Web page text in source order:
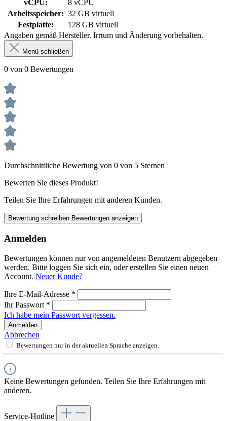
vCPU:
8 vCPU
Arbeitsspeicher: 32 GB virtuell
Festplatte:
128 GB virtuell
Angaben gemäß Hersteller. Irrtum und Änderung vorbehalten.
Menü schließen
0 von 0 Bewertungen
Durchschnittliche Bewertung von 0 von 5 Sternen
Bewerten Sie dieses Produkt!
Teilen Sie Ihre Erfahrungen mit anderen Kunden.
Bewertung schreiben Bewertungen anzeigen
Anmelden
Bewertungen können nur von angemeldeten Benutzern abgegeben
werden. Bitte loggen Sie sich ein, oder erstellen Sie einen neuen
Account. Neuer Kunde?
Ihre E-Mail-Adresse *
Ihr Passwort *
Ich habe mein Passwort vergessen.
Anmelden
Abbrechen
Bewertungen nur in der aktuellen Sprache anzeigen.
Keine Bewertungen gefunden. Teilen Sie Ihre Erfahrungen mit
anderen.
Service-Hotline